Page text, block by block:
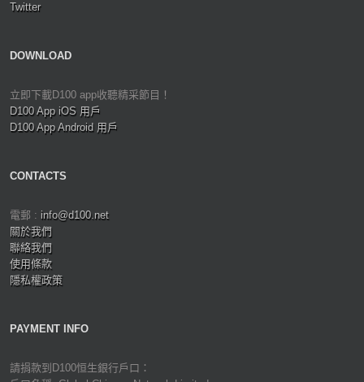
Twitter
DOWNLOAD
立即下載D100 app收聽精采節目！
D100 App iOS 用戶
D100 App Android 用戶
CONTACTS
電郵 : info@d100.net
關於我們
聯絡我們
使用條款
隱私權政策
PAYMENT INFO
請捐款到D100恒生銀行戶口：